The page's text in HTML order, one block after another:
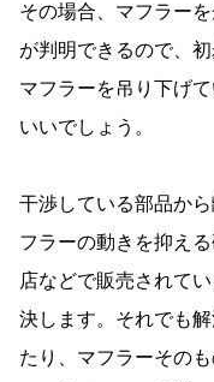
その場合、マフラー
が判明できるので、
マフラーを吊り下げ
いいでしょう。
干渉している部品か
フラーの動きを抑え
店などで販売されて
決します。それでも
たり、マフラーその